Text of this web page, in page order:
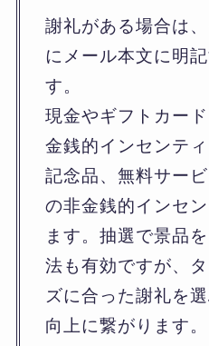
謝礼がある場合は
にメール本文に明
す。
現金やギフトカー
金銭的インセンテ
記念品、無料サー
の非金銭的インセ
ます。抽選で景品
法も有効ですが、
ズに合った謝礼を
向上に繋がります。